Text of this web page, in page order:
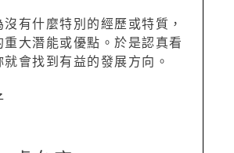
有什麼特別的經歷或特質，
大潛能或優點。於是認真看
會找到有益的發展方向。